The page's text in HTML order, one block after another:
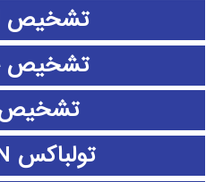
تشخیص
تشخیص
تشخیص
تولباکس WLAN